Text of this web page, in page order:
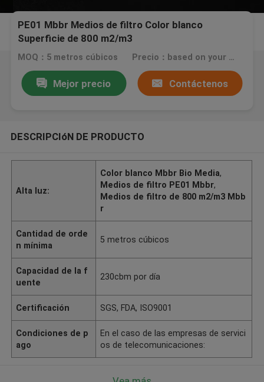
PE01 Mbbr Medios de filtro Color blanco
Superficie de 800 m2/m3
MOQ：5 metros cúbicos Precio：based on your qty
Mejor precio Contáctenos
DESCRIPCIóN DE PRODUCTO
Alta luz:
Color blanco Mbbr Bio Media,
Medios de filtro PE01 Mbbr,
Medios de filtro de 800 m2/m3 Mbb
r
Cantidad de orde
n mínima
5 metros cúbicos
Capacidad de la f
uente
230cbm por día
Certificación SGS, FDA, ISO9001
Condiciones de p
ago
En el caso de las empresas de servici
os de telecomunicaciones: